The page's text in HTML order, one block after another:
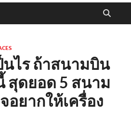
นไร ถ้าสนามบิน
สุดยอด 5 สนาม
ยากให้เครื่อง